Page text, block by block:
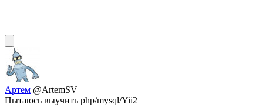
Артем @ArtemSV
Пытаюсь выучить php/mysql/Yii2